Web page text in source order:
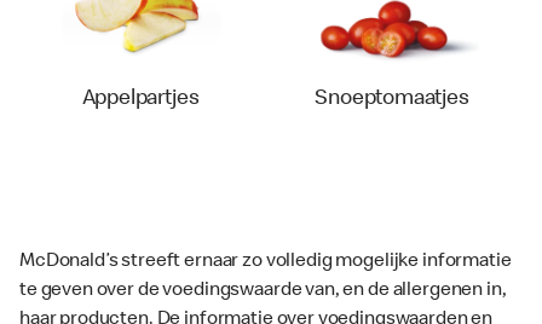
Appelpartjes Snoeptomaatjes
McDonald’s streeft ernaar zo volledig mogelijke informatie
te geven over de voedingswaarde van, en de allergenen in,